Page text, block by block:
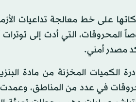
على خط معالجة تداعيات
المحروقات، التي أدت إلى
مصدر أمني.
المخزنة من مادة
في عدد من المناطق،